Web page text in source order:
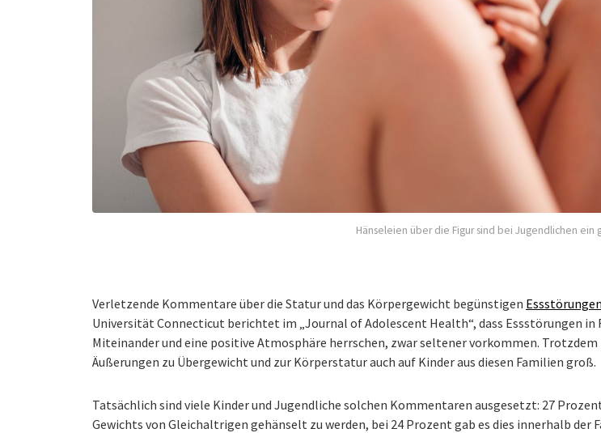
Hänseleien über die Figur sind bei Jugendlichen ein
Verletzende Kommentare über die Statur und das Körpergewicht begünstigen Essstörungen
Universität Connecticut berichtet im „Journal of Adolescent Health“, dass Essstörungen in
Miteinander und eine positive Atmosphäre herrschen, zwar seltener vorkommen.
Äußerungen zu Übergewicht und zur Körperstatur auch auf Kinder aus diesen Familien groß.
Tatsächlich sind viele Kinder und Jugendliche solchen Kommentaren ausgesetzt: 27
Gewichts von Gleichaltrigen gehänselt zu werden, bei 24 Prozent gab es dies innerhalb der